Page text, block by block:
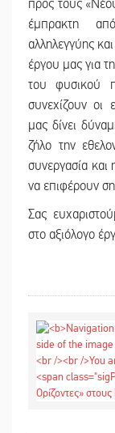
προς τους
έμπρακτη
αλληλεγγύης
έργου μας για
του φυσικού
συνεχίζουν οι
μας δίνει
ζήλο την
συνεργασία και
να επιφέρουν
Σας
στο αξιόλογο